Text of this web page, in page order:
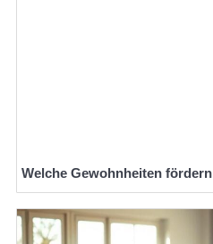
Welche Gewohnheiten